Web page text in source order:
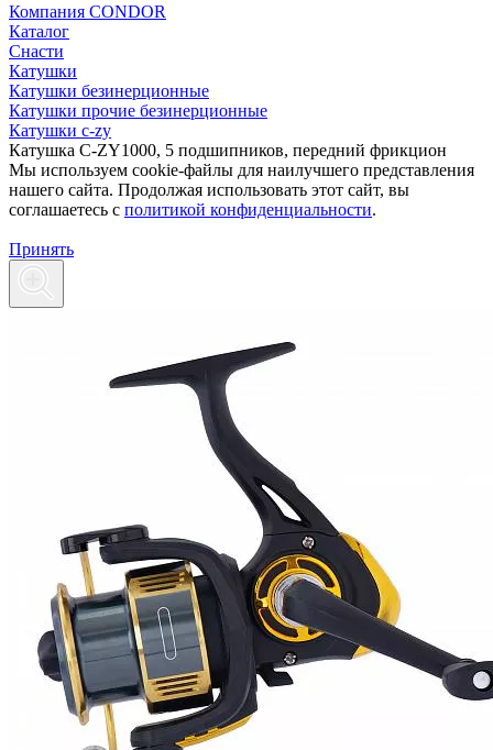
Компания CONDOR
Каталог
Снасти
Катушки
Катушки безинерционные
Катушки прочие безинерционные
Катушки c-zy
Катушка C-ZY1000, 5 подшипников, передний фрикцион
Мы используем cookie-файлы для наилучшего представления
нашего сайта. Продолжая использовать этот сайт, вы
соглашаетесь c политикой конфиденциальности.
Принять